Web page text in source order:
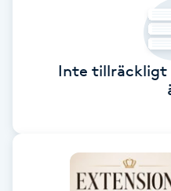
Inte tillräckligt